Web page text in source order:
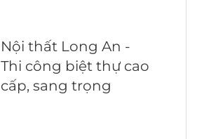
Nội thất Long An -
Thi công biệt thự cao
cấp, sang trọng